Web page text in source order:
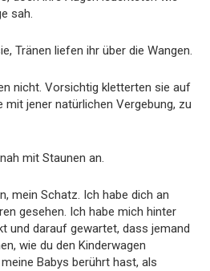
sah.
Tränen liefen ihr über die Wangen.
nicht. Vorsichtig kletterten sie auf
jener natürlichen Vergebung, zu
mit Staunen an.
mein Schatz. Ich habe dich an
gesehen. Ich habe mich hinter
und darauf gewartet, dass jemand
wie du den Kinderwagen
Babys berührt hast, als